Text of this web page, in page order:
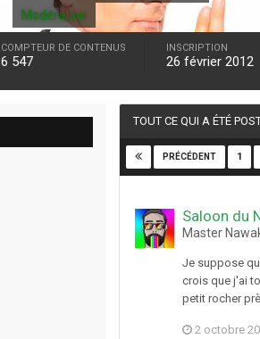
Modération
COMPTEUR DE CONTENUS
6 547
INSCRIPTION
26 février 2012
TOUT CE QUI A ÉTÉ
PRÉCÉDENT 1
Saloon du
Master
Je suppose
crois que j'ai
petit rocher
2 octobre